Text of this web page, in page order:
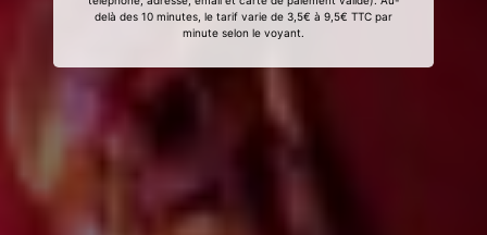
delà des 10 minutes, le tarif varie de 3,5€ à 9,5€ TTC par
minute selon le voyant.